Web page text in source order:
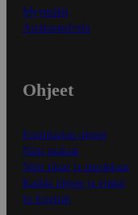
Myymälät
Asiakaspalvelu
Ohjeet
Ensitilaajan ohjeet
Näin maksat
Näin tilaat ja muokkaat
Kaikki ohjeet ja vinkit
In English